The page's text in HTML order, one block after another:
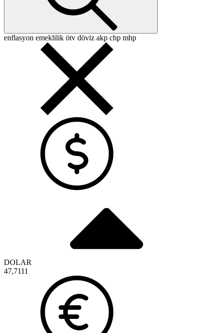
enflasyon emeklilik ötv döviz akp chp mhp
DOLAR
47,7111